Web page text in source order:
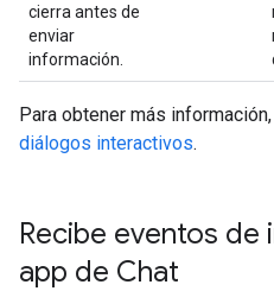
cierra antes de
enviar
información.
Para obtener más
diálogos interactivos.
Recibe eventos de
app de Chat